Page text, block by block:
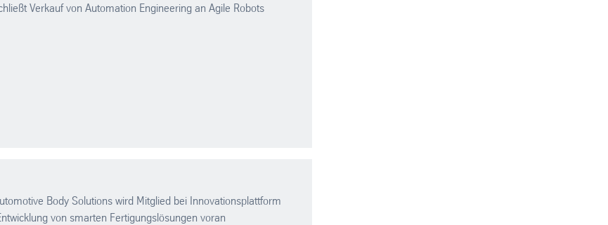
Verkauf von Automation Engineering an Agile Robots
Body Solutions wird Mitglied bei Innovationsplattform
von smarten Fertigungslösungen voran